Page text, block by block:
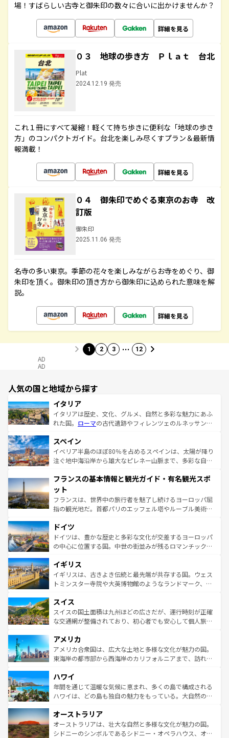
場！すばらしい古寺と御朱印の数々に合いに出かけませんか？
詳細を見る
０３ 地球の歩き方 Ｐｌａｔ 台北
Plat
2024.12.19 発売
これ１冊にすべて凝縮！軽くて持ち歩きに便利な「地球の歩き
方」のコンパクトガイド。台北を楽しみ尽くすプラン＆最新情
報満載！
詳細を見る
０４ 御朱印でめぐる東京のお寺 改
訂版
御朱印
2025.11.06 発売
名寺の多い東京。季節の花々を楽しみながらお寺をめぐり、御
朱印を頂く。御朱印の頂き方から御朱印に込められた意味を解
説。
詳細を見る
1 2 3 … 12
AD
AD
人気の国と地域から探す
イタリア
イタリアは歴史、文化、グルメ、自然と多彩な魅力にあふ
れた国。 ローマの古代遺跡やフィレンツェのルネッサンス
ろん、トスカーナの美しい田園風景やアマルフィ海岸の絶
景など、自然景観も見逃せない。観光の合間には、本場の
ピザやパスタなど、絶品のイタリア料理を堪能することも
ませてくれるイタリアで、忘れられない旅をしてみよう！
なお、新着のイタリア情報は
しい。
スペイン
イベリア半島のほぼ80％を占めるスペインは、太陽が降り
注ぐ地中海沿岸から雄大なピレネー山脈まで、多彩な自然
文化が根付くこの国では、情熱的なフラメンコ、熱気あふ
れる闘牛、そして美味しいタパスが生活の一部となってい
る。首都マドリードの洗練された雰囲気や、バルセロナの
アートに溢れた街角から、地方では古代ローマ遺跡や中世
せる。地方によって風土や気候が異なるスペインはその個
性で訪れる人を魅了する。 なお、新着のスペイン情報は コ
ンテンツ一覧を参照してほしい。
フランスの基本情報と観光ガイド・有名観光スポ
ット
フランスは、世界中の旅行者を魅了し続けるヨーロッパ屈
指の観光地だ。首都パリのエッフェル塔やルーブル美術館
で、幅広い魅力が詰まっている。華麗な宮殿、歴史的な大
聖堂、美しいビーチ、そして豊かな自然が、訪れる者を心
から魅了する。また、フランスは美食の国としても知ら
いる。シャンパンの発祥地であるランス、プロヴァンスの
香り高いラベンダー畑など、多彩な楽しみ方が可能だ。さ
らに、パリ以外の地域にも魅力が溢れており、どの街角に
れる地方に足を運ぶとそれぞれで全く異なる文化を体験で
きるだろう。 なお、新着のフランス情報はコンテンツ一覧
を参照してほしい。
ドイツ
ドイツは、豊かな歴史と多彩な文化が交差するヨーロッパ
の中心に位置する国。中世の街並みが残るロマンチック街
顔を持つこの国は、どこを歩いても飽きることがない。ベ
ルリンの文化的活気、バイエルン州のアルプスの絶景、そ
してライン川沿いのワイン畑といった風景は必見。ビール
は、お酒好きな人にはぜひ体験してほしい。 なお、新着の
ドイツ情報はコンテンツ一覧を参照してほしい。
イギリス
イギリスは、古きよき伝統と最先端が共存する国。ウェス
トミンスター寺院や大英博物館のようなランドマーク、歴
リアごとに異なる魅力がある。また、優雅なアフタヌーン
ティー、ビール好きにはたまらない英国パブ、サッカー観
戦など、本場だからこそできる体験も豊富。イギリスを旅
ンツ一覧を参照してほしい。
スイス
スイスの国土面積は九州ほどの広さだが、運行時刻が正確
な交通網が整備されており、初心者でも安心して個人旅行
の建物がそのまま残る町や、スイスならではのユニークな
博物館もあり、アルプス観光だけでなく町歩きも満喫する
ことができる。国民の所得が高いため物価も高いが、旅行
ば市内交通費無料で観光を楽しむこともできる。 なお、新
着のスイス情報はコンテンツ一覧 を参照してほしい。
アメリカ
アメリカ合衆国は、広大な土地と多様な文化が魅力の国。
東海岸の都市部から西海岸のカリフォルニアまで、訪れる
のような巨大都市は、観光、ショッピング、エンターテイ
ンメントが詰まった刺激的なスポットだ。一方、アメリカ
西部には大自然が広がり、グランドキャニオンやイエロー
部のニューオーリンズでは、音楽と美食が融合した独特の
文化が魅力。旅行者はアメリカの各地域で異なる魅力を楽
しみながら、その多様性と豊かな歴史を感じることができ
ハワイ
年間を通じて温暖な気候に恵まれ、多くの島で構成される
ハワイは、どの島も独自の魅力をもっている。大自然の神
ワイ島は見逃せない。また、定番の観光地といえばオアフ
島だが、静かな自然を求めるならマウイ島やカウアイ島が
おすすめ。エメラルドグリーンに輝く海をはじめ、豊かな
オーストラリア
オーストラリアは、壮大な自然と多様な文化が魅力の国。
シドニーのシンボルであるシドニー・オペラハウス、オー